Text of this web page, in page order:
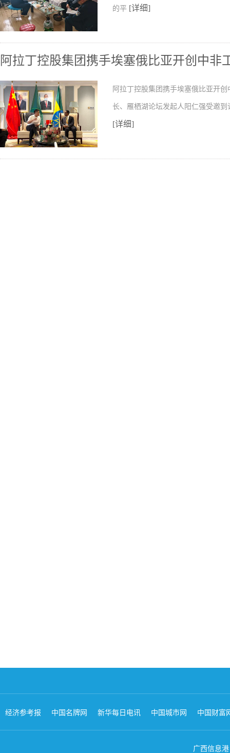
的平 [详细]
阿拉丁控股集团携手埃塞俄比亚开创中非
阿拉丁控股集团携手埃塞俄比亚开
长、雁栖湖论坛发起人阳仁强受邀
[详细]
经济参考报 中国名牌网 新华每日电讯 中国城市网 中国财富
广西信息